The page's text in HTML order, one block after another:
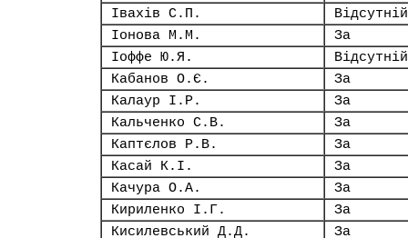
Івахів С.П.
Відсутній
Іонова М.М.
За
Іоффе Ю.Я.
Відсутній
Кабанов О.Є.
За
Калаур І.Р.
За
Кальченко С.В.
За
Каптєлов Р.В.
За
Касай К.І.
За
Качура О.А.
За
Кириленко І.Г.
За
Кисилевський Д.Д.
За